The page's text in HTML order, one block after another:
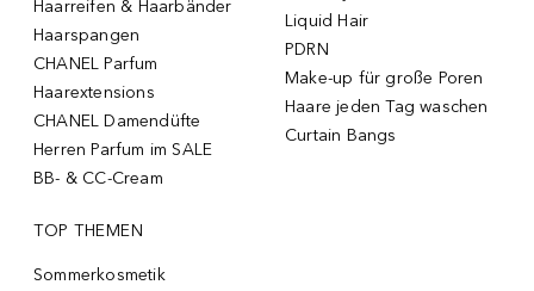
Haarreifen & Haarbänder
Haarspangen
CHANEL Parfum
Haarextensions
CHANEL Damendüfte
Herren Parfum im SALE
BB- & CC-Cream
Liquid Hair
PDRN
Make-up für große Poren
Haare jeden Tag waschen
Curtain Bangs
TOP THEMEN
Sommerkosmetik